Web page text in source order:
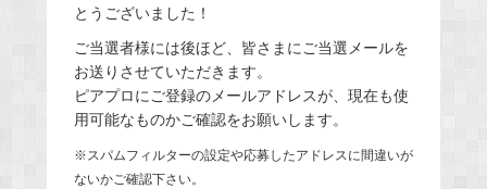
とうございました！
ご当選者様には後ほど、皆さまにご当選メールを
お送りさせていただきます。
ピアプロにご登録のメールアドレスが、現在も使
用可能なものかご確認をお願いします。
※スパムフィルターの設定や応募したアドレスに間違いが
ないかご確認下さい。